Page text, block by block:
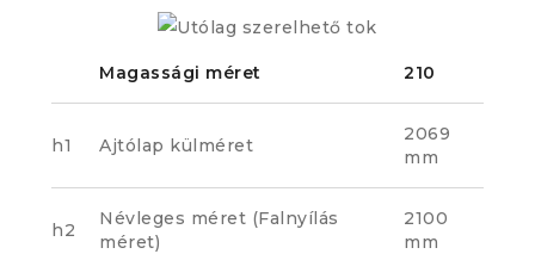
Magassági méret 210
h1 Ajtólap külméret
2069
mm
h2
Névleges méret (Falnyílás
méret)
2100
mm